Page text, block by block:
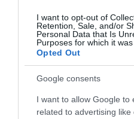
I want to opt-out of
Retention, Sale, and/or
Personal Data that Is
Purposes for which it was
Opted Out
Google consents
I want to allow Google to
related to advertising